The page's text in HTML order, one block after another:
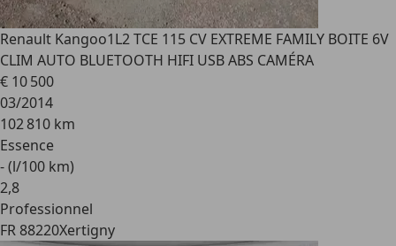
Renault Kangoo1L2 TCE 115 CV EXTREME FAMILY BOITE 6V
CLIM AUTO BLUETOOTH HIFI USB ABS CAMÉRA
€ 10 500
03/2014
102 810 km
Essence
- (l/100 km)
2,8
Professionnel
FR 88220Xertigny